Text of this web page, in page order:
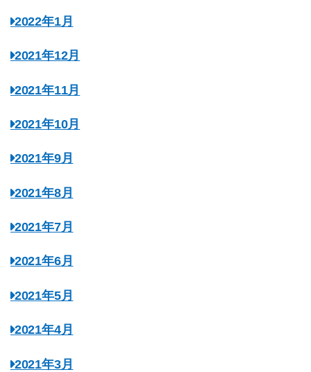
2022年1月
2021年12月
2021年11月
2021年10月
2021年9月
2021年8月
2021年7月
2021年6月
2021年5月
2021年4月
2021年3月